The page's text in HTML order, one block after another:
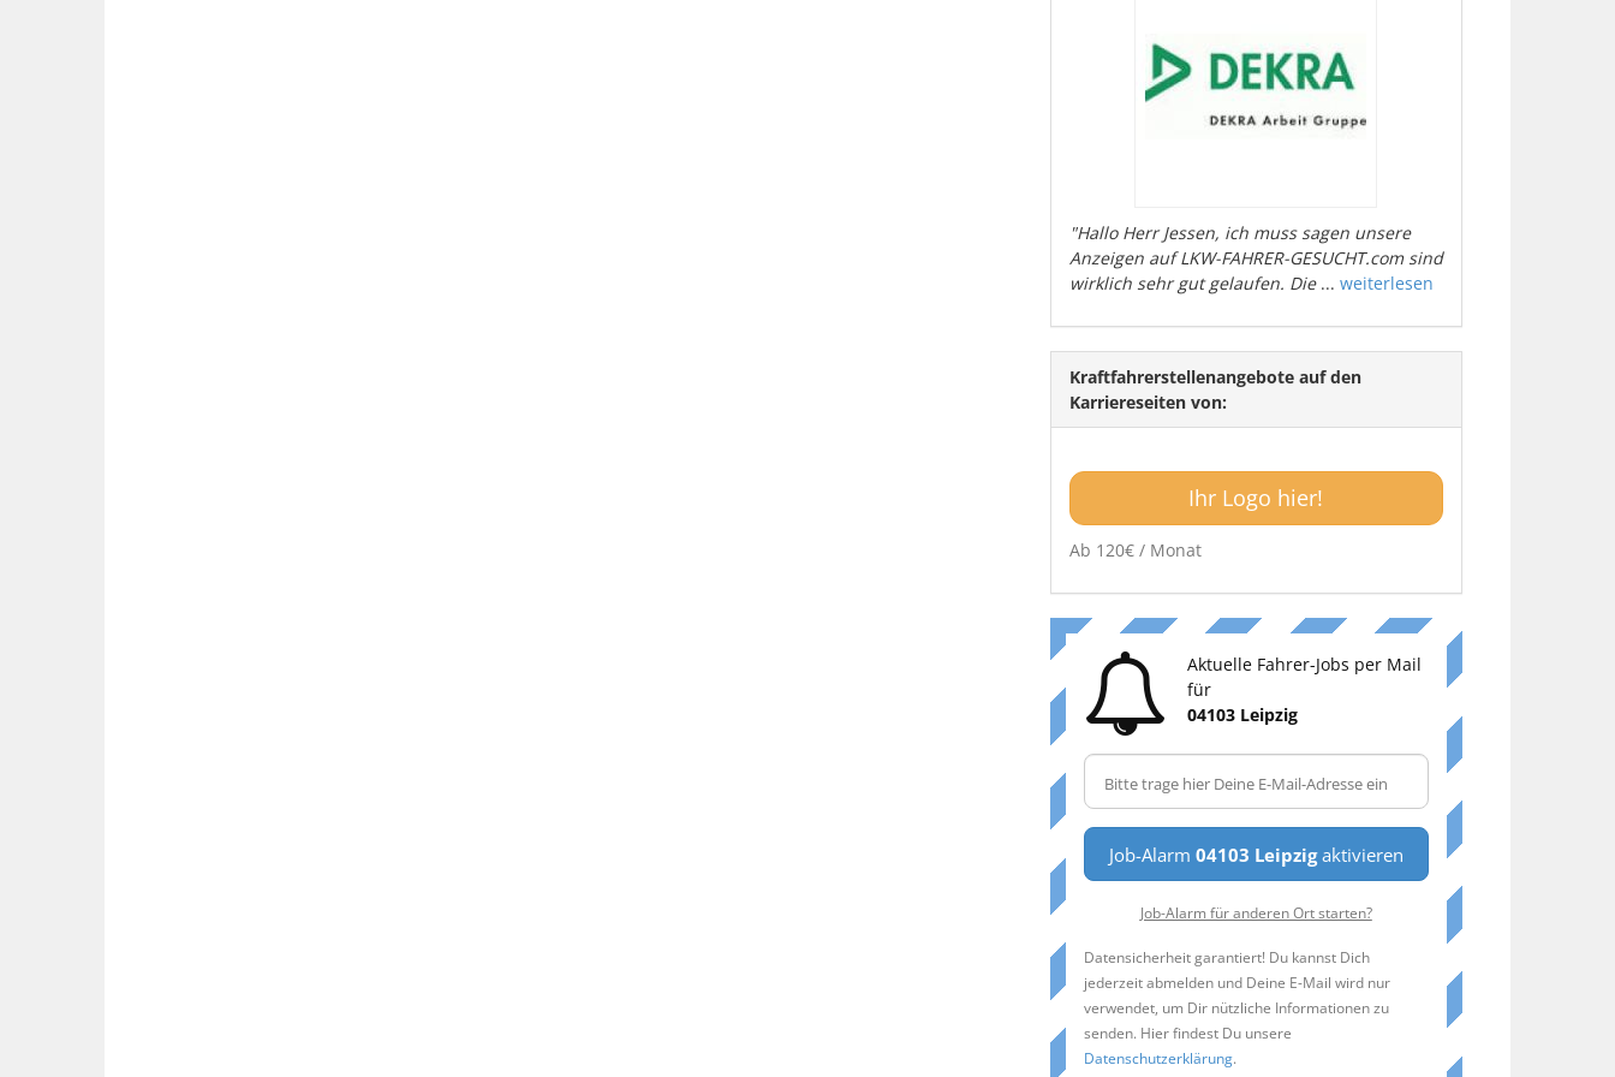
"Hallo Herr Jessen, ich muss sagen unsere
Anzeigen auf LKW-FAHRER-GESUCHT.com sind
wirklich sehr gut gelaufen. Die... weiterlesen
Kraftfahrerstellenangebote auf den
Karriereseiten von:
Ihr Logo hier!
Ab 120€ / Monat
Aktuelle Fahrer-Jobs per Mail
für
04103 Leipzig
Job-Alarm 04103 Leipzigaktivieren
Job-Alarm für anderen Ort starten?
Datensicherheit garantiert! Du kannst Dich
jederzeit abmelden und Deine E-Mail wird nur
verwendet, um Dir nützliche Informationen zu
senden. Hier findest Du unsere
Datenschutzerklärung.